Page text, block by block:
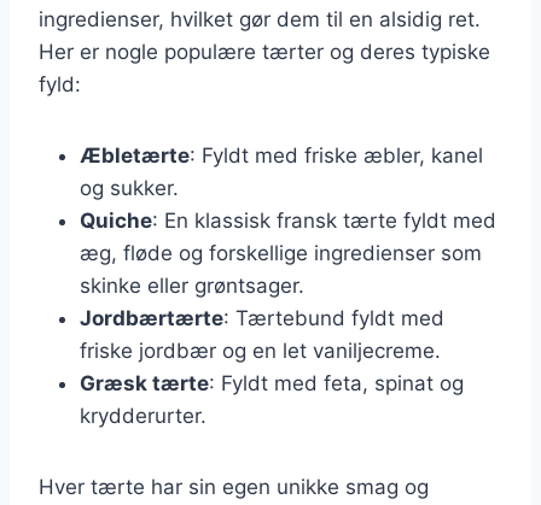
ingredienser, hvilket gør dem til en alsidig ret.
Her er nogle populære tærter og deres typiske
fyld:
Æbletærte: Fyldt med friske æbler, kanel
og sukker.
Quiche: En klassisk fransk tærte fyldt med
æg, fløde og forskellige ingredienser som
skinke eller grøntsager.
Jordbærtærte: Tærtebund fyldt med
friske jordbær og en let vaniljecreme.
Græsk tærte: Fyldt med feta, spinat og
krydderurter.
Hver tærte har sin egen unikke smag og